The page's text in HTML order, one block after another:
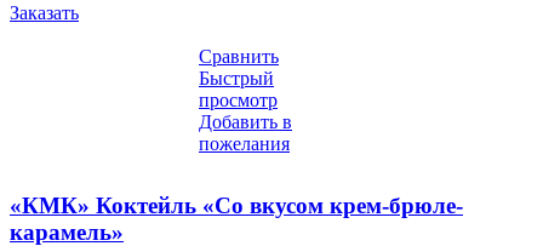
Заказать
Сравнить
Быстрый
просмотр
Добавить в
пожелания
«КМК» Коктейль «Со вкусом крем-брюле-
карамель»